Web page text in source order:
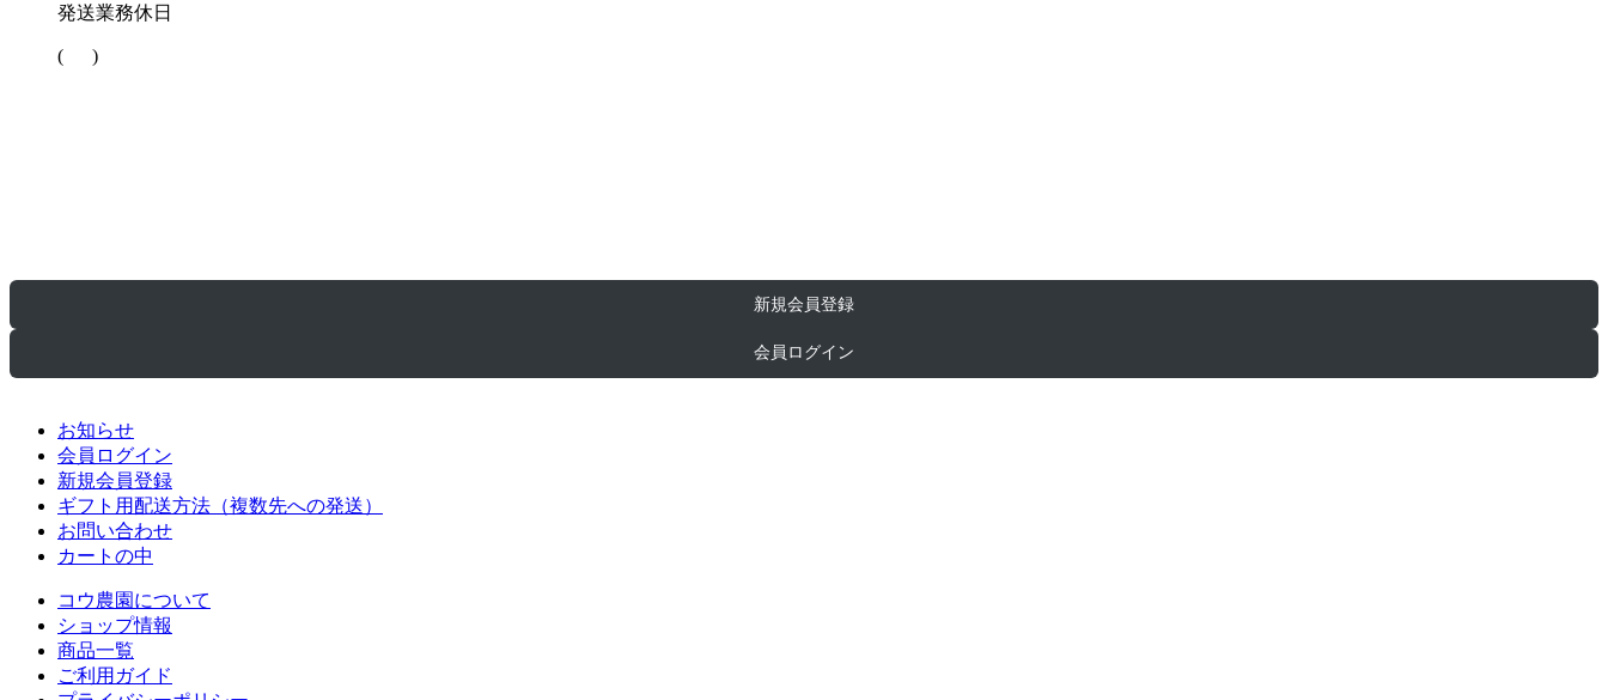
発送業務休日
( )
新規会員登録
会員ログイン
お知らせ
会員ログイン
新規会員登録
ギフト用配送方法（複数先への発送）
お問い合わせ
カートの中
コウ農園について
ショップ情報
商品一覧
ご利用ガイド